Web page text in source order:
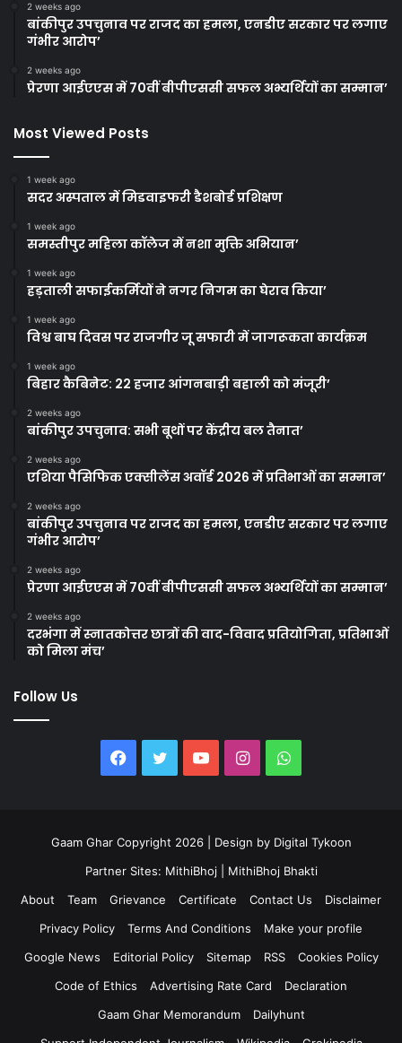
2 weeks ago
बांकीपुर उपचुनाव पर राजद का हमला, एनडीए सरकार पर लगाए
गंभीर आरोप’
2 weeks ago
प्रेरणा आईएएस में 70वीं बीपीएससी सफल अभ्यर्थियों का सम्मान’
Most Viewed Posts
1 week ago
सदर अस्पताल में मिडवाइफरी डैशबोर्ड प्रशिक्षण
1 week ago
समस्तीपुर महिला कॉलेज में नशा मुक्ति अभियान’
1 week ago
हड़ताली सफाईकर्मियों ने नगर निगम का घेराव किया’
1 week ago
विश्व बाघ दिवस पर राजगीर जू सफारी में जागरूकता कार्यक्रम
1 week ago
बिहार कैबिनेट: 22 हजार आंगनबाड़ी बहाली को मंजूरी’
2 weeks ago
बांकीपुर उपचुनाव: सभी बूथों पर केंद्रीय बल तैनात’
2 weeks ago
एशिया पैसिफिक एक्सीलेंस अवॉर्ड 2026 में प्रतिभाओं का सम्मान’
2 weeks ago
बांकीपुर उपचुनाव पर राजद का हमला, एनडीए सरकार पर लगाए
गंभीर आरोप’
2 weeks ago
प्रेरणा आईएएस में 70वीं बीपीएससी सफल अभ्यर्थियों का सम्मान’
2 weeks ago
दरभंगा में स्नातकोत्तर छात्रों की वाद-विवाद प्रतियोगिता, प्रतिभाओं
को मिला मंच’
Follow Us
Facebook
TwitterYouTubeInstagramWhatsApp
Gaam Ghar Copyright 2026 | Design by Digital Tykoon
Partner Sites: MithiBhoj
MithiBhoj Bhakti
About
Team Grievance Certificate Contact Us
Disclaimer
Privacy Policy
Terms And Conditions
Make your profile
Google News
Editorial Policy Sitemap RSS
Cookies Policy
Code of Ethics
Advertising Rate Card
Declaration
Gaam Ghar Memorandum
Dailyhunt